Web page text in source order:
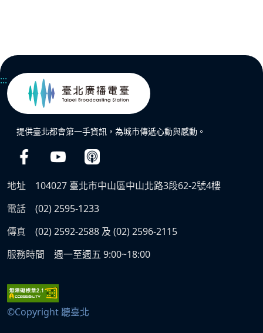
:::
提供臺北都會第一手資訊，為城市傳遞心動與感動。
地址
104027 臺北市中山區中山北路3段62-2號4樓
電話
(02) 2595-1233
傳真
(02) 2592-2588 及 (02) 2596-2115
服務時間
週一至週五 9:00~18:00
©Copyright 聽臺北